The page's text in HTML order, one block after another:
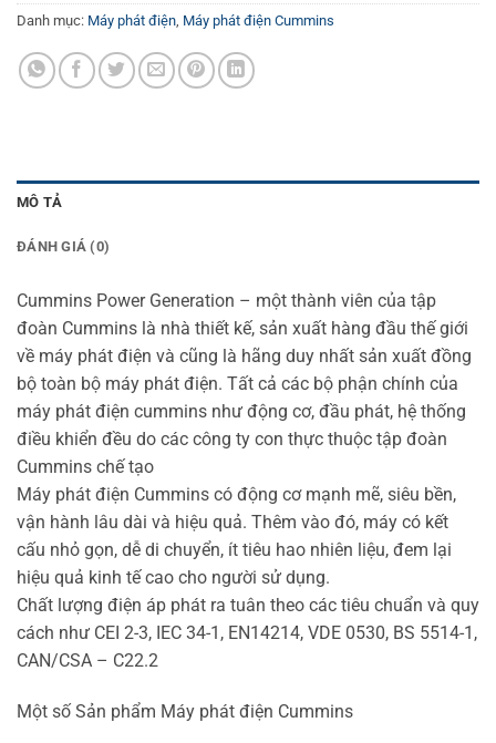
Danh mục: Máy phát điện, Máy phát điện Cummins
MÔ TẢ
ĐÁNH GIÁ (0)
Cummins Power Generation – một thành viên của tập
đoàn Cummins là nhà thiết kế, sản xuất hàng đầu thế giới
về máy phát điện và cũng là hãng duy nhất sản xuất đồng
bộ toàn bộ máy phát điện. Tất cả các bộ phận chính của
máy phát điện cummins như động cơ, đầu phát, hệ thống
điều khiển đều do các công ty con thực thuộc tập đoàn
Cummins chế tạo
Máy phát điện Cummins có động cơ mạnh mẽ, siêu bền,
vận hành lâu dài và hiệu quả. Thêm vào đó, máy có kết
cấu nhỏ gọn, dễ di chuyển, ít tiêu hao nhiên liệu, đem lại
hiệu quả kinh tế cao cho người sử dụng.
Chất lượng điện áp phát ra tuân theo các tiêu chuẩn và quy
cách như CEI 2-3, IEC 34-1, EN14214, VDE 0530, BS 5514-1,
CAN/CSA – C22.2
Một số Sản phẩm Máy phát điện Cummins